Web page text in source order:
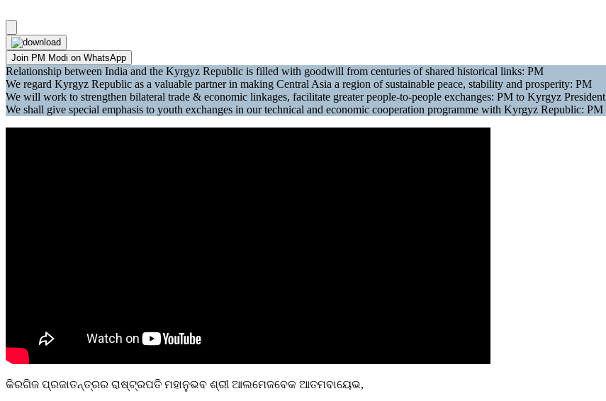
Join PM Modi on WhatsApp
Relationship between India and the Kyrgyz Republic is filled with goodwill from centuries of shared historical links: PM
We regard Kyrgyz Republic as a valuable partner in making Central Asia a region of sustainable peace, stability and prosperity: PM
We will work to strengthen bilateral trade & economic linkages, facilitate greater people-to-people exchanges: PM to Kyrgyz President
We shall give special emphasis to youth exchanges in our technical and economic cooperation programme with Kyrgyz Republic: PM
କିରଗିଜ ପ୍ରଜାତନ୍ତ୍ରର ରାଷ୍ଟ୍ରପତି ମହାନୁଭବ ଶ୍ରୀ ଆଲମେଜବେକ ଆତମବାୟେଭ,